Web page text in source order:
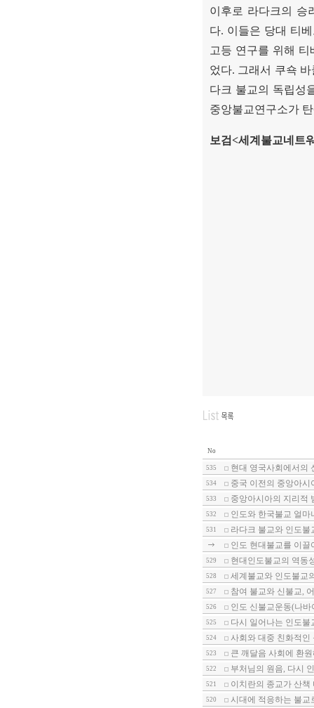
이후로 라다크의 승
다. 이들은 당대 티
고등 연구를 위해
었다. 그래서 쿠쇽
다크 불교의 독립성
중앙불교연구소가
보검<세계불교네트
No
535 현대 영국사회에서의
534 중국 이전의 중앙아시
533 중앙아시아의 지리적
532 인도와 한국불교 얼마
531
라다크 불교와 인도불
인도 현대불교를 이끌
529 현대인도불교의 역동
528 세계불교와 인도불교
527 참여 불교와 신불교,
526 인도 신불교운동(나바
525 다시 일어나는 인도불
524 사회와 대중 친화적인
523 큰 깨달음 사회에 환
522 부처님의 원음, 다시
521 이치란의 종교가 산책
520 시대에 적응하는 불교